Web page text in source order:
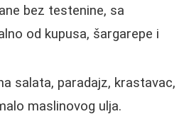
bez testenine, sa
od kupusa, šargarepe i
salata, paradajz, krastavac,
maslinovog ulja.